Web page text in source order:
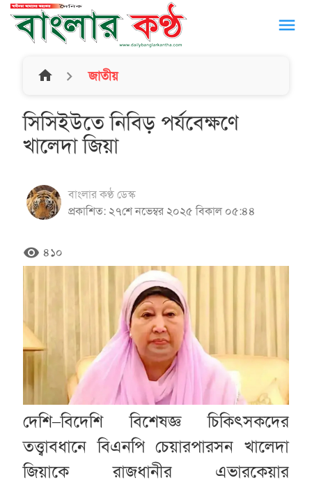
menu
home জাতীয়
সিসিইউতে নিবিড় পর্যবেক্ষণে
খালেদা জিয়া
বাংলার কণ্ঠ ডেস্ক
প্রকাশিত: ২৭শে নভেম্বর ২০২৫ বিকাল ০৫:৪৪
remove_red_eye ৪১০
দেশি–বিদেশি বিশেষজ্ঞ চিকিৎসকদের
তত্ত্বাবধানে বিএনপি চেয়ারপারসন খালেদা
জিয়াকে রাজধানীর এভারকেয়ার